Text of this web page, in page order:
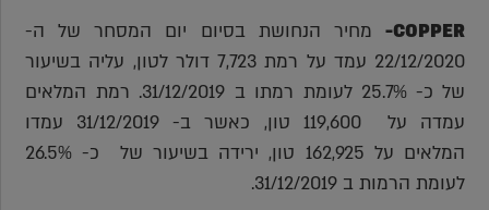
COPPER-
מחיר הנחושת בסיום יום המסחר של ה-
22/12/2020 עמד על רמת 7,723 דולר לטון, עליה בשיעור
של כ- 25.7% לעומת רמתו ב 31/12/2019. רמת המלאים
עמדה על 119,600 טון, כאשר ב- 31/12/2019 עמדו
המלאים על 162,925 טון, ירידה בשיעור של כ- 26.5%
לעומת הרמות ב 31/12/2019.